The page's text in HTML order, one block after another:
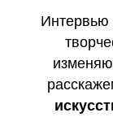
Интервью